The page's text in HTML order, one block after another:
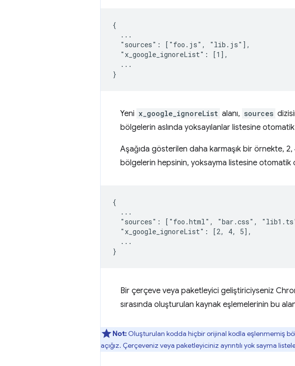
{
  ...
  "sources": ["foo.js", "lib.js"],
  "x_google_ignoreList": [1],
  ...
Yeni x_google_ignoreList alanı, sources
bölgelerin aslında yoksayılanlar listesine
Aşağıda gösterilen daha karmaşık bir örnekte, 2,
bölgelerin hepsinin, yoksayma listesine
{
  ...
"sources": ["foo.html", "bar.css",
  "x_google_ignoreList": [2, 4, 5],
  ...
Bir çerçeve veya paketleyici geliştiriciyseniz
sırasında oluşturulan kaynak eşlemelerinin bu
Not: Oluşturulan kodda hiçbir orijinal kodla eşlenmemiş
açığız. Çerçeveniz veya paketleyiciniz ayrıntılı yok sayma